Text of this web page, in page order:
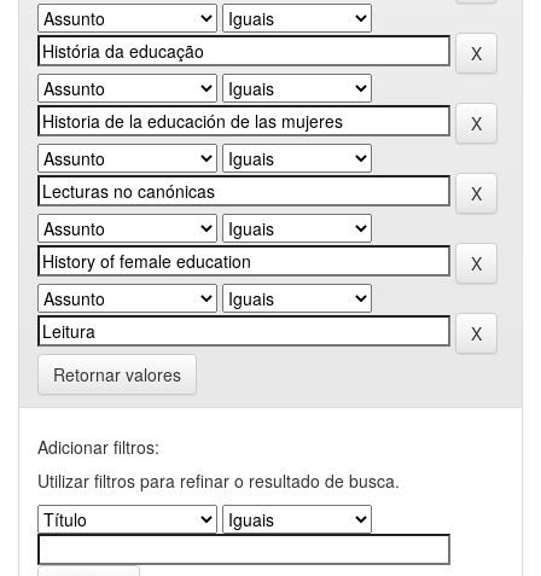
Retornar valores
Adicionar filtros:
Utilizar filtros para refinar o resultado de busca.